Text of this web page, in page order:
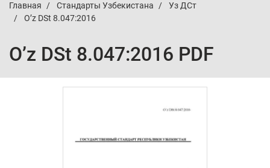
Главная Стандарты Узбекистана
Уз ДСт
O’z DSt 8.047:2016
O’z DSt 8.047:2016 PDF